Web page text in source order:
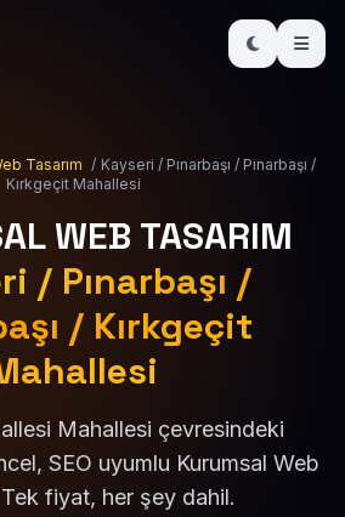
Tasarım / Kayseri / Pınarbaşı / Pınarbaşı /
Kırkgeçit Mahallesi
WEB TASARIM
/ Pınarbaşı /
/ Kırkgeçit
Mahallesi çevresindeki
SEO uyumlu Kurumsal Web
Tek fiyat, her şey dahil.